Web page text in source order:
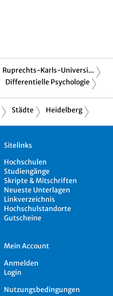
Ruprechts-Karls-Universi...
Differentielle Psychologie
Städte Heidelberg
Sitelinks
Hochschulen
Studiengänge
Skripte & Mitschriften
Neueste Unterlagen
Linkverzeichnis
Hochschulstandorte
Gutscheine
Mein Account
Anmelden
Login
Nutzungsbedingungen